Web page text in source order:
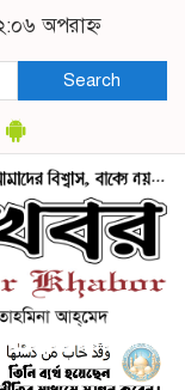
অপরাহ্ন
Search